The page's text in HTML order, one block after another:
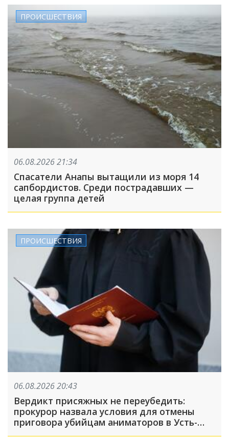
ПРОИСШЕСТВИЯ
06.08.2026 21:34
Спасатели Анапы вытащили из моря 14
сапбордистов. Среди пострадавших —
целая группа детей
ПРОИСШЕСТВИЯ
06.08.2026 20:43
Вердикт присяжных не переубедить:
прокурор назвала условия для отмены
приговора убийцам аниматоров в Усть-
Лабинске